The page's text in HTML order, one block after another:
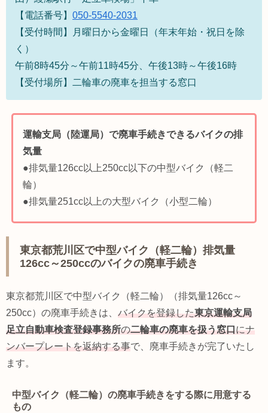
【電話番号】 050-5540-2031
【受付時間】月曜日から金曜日（年末年始・祝日を除
く）
午前8時45分～午前11時45分、午後13時～午後16時
【受付場所】二輪車の廃車を担当する窓口
運輸支局（陸運局）で廃車手続きできるバイクの排
気量
●排気量126cc以上250cc以下の中型バイク（軽二
輪）
●排気量251cc以上の大型バイク（小型二輪）
東京都荒川区で中型バイク（軽二輪）排気量
126cc～250ccのバイクの廃車手続き
東京都荒川区で中型バイク（軽二輪）（排気量126cc～
250cc）の廃車手続きは、 バイクを登録した東京運輸支局
足立自動車検査登録事務所の二輪車の廃車を扱う窓口にナ
ンバープレートを返納する事で、廃車手続きが完了いたし
ます。
中型バイク（軽二輪）の廃車手続きをする際に用意する
もの